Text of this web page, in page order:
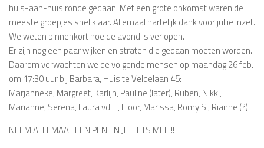
huis-aan-huis ronde gedaan. Met een grote opkomst waren de
meeste groepjes snel klaar. Allemaal hartelijk dank voor jullie inzet.
We weten binnenkort hoe de avond is verlopen.
Er zijn nog een paar wijken en straten die gedaan moeten worden.
Daarom verwachten we de volgende mensen op maandag 26 feb.
om 17:30 uur bij Barbara, Huis te Veldelaan 45:
Marjanneke, Margreet, Karlijn, Pauline (later), Ruben, Nikki,
Marianne, Serena, Laura vd H, Floor, Marissa, Romy S., Rianne (?)
NEEM ALLEMAAL EEN PEN EN JE FIETS MEE!!!